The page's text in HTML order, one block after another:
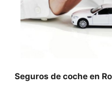
Seguros de coche en